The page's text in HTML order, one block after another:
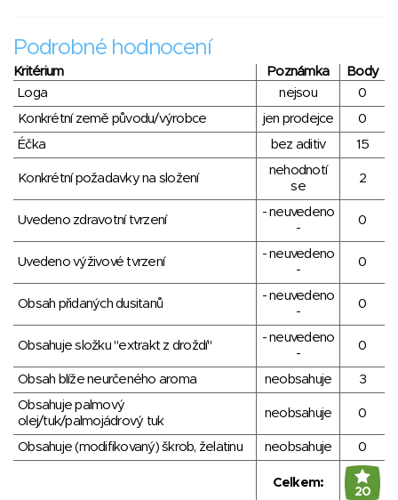
Podrobné hodnocení
Kritérium Poznámka
Body
Loga
nejsou
0
Konkrétní země původu/výrobce
jen prodejce
0
Éčka
bez aditiv 15
Konkrétní požadavky na složení
nehodnotí
se
2
Uvedeno zdravotní tvrzení
- neuvedeno
-
0
Uvedeno výživové tvrzení
- neuvedeno
-
0
Obsah přidaných dusitanů
- neuvedeno
-
0
Obsahuje složku "extrakt z droždí"
- neuvedeno
-
0
Obsah blíže neurčeného aroma neobsahuje
3
Obsahuje palmový
olej/tuk/palmojádrový tuk
neobsahuje 0
Obsahuje (modifikovaný) škrob, želatinu neobsahuje 0
Celkem:
20